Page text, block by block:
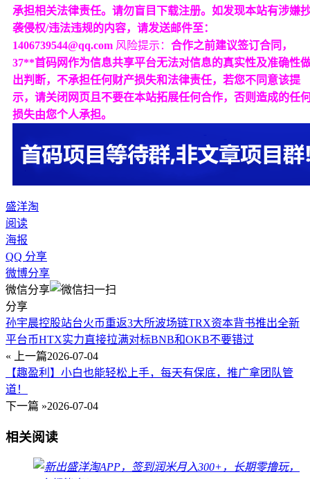
承担相关法律责任。请勿盲目下载注册。如发现本站有涉嫌
袭侵权/违法违规的内容，请发送邮件至：
1406739544@qq.com 风险提示： 合作之前建议签订合同，
37**首码网作为信息共享平台无法对信息的真实性及准确性
出判断，不承担任何财产损失和法律责任，若您不同意该提
示，请关闭网页且不要在本站拓展任何合作，否则造成的任
损失由您个人承担。
盛洋淘
阅读
海报
QQ 分享
微博分享
微信分享
分享
孙宇晨控股站台火币重返3大所波场链TRX资本背书推出全新
平台币HTX实力直接拉满对标BNB和OKB不要错过
« 上一篇2026-07-04
【趣盈利】小白也能轻松上手，每天有保底，推广拿团队管
道！
下一篇 »2026-07-04
相关阅读